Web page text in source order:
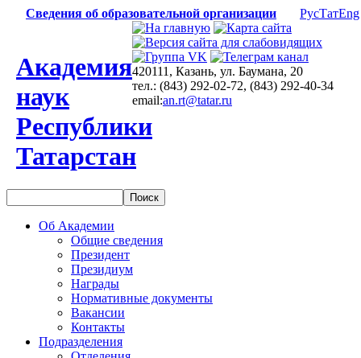
Сведения об образовательной организации РусТатEng
Академия
наук
Республики
Татарстан
420111, Казань, ул. Баумана, 20
тел.: (843) 292-02-72, (843) 292-40-34
email:an.rt@tatar.ru
Об Академии
Общие сведения
Президент
Президиум
Награды
Нормативные документы
Вакансии
Контакты
Подразделения